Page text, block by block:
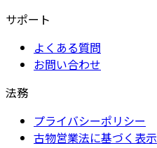
サポート
よくある質問
お問い合わせ
法務
プライバシーポリシー
古物営業法に基づく表示